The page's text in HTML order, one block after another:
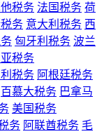
税务 法国税务 荷
务 意大利税务 西
匈牙利税务 波兰
税务
税务 阿根廷税务
百慕大税务 巴拿马
美国税务
务 阿联酋税务 毛